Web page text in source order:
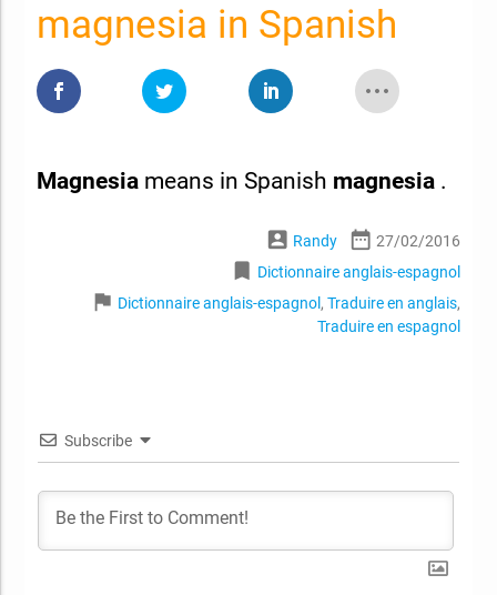
magnesia in Spanish
Magnesia means in Spanish magnesia .
account_box Randy date_range 27/02/2016
bookmark Dictionnaire anglais-espagnol
flag Dictionnaire anglais-espagnol ,Traduire en anglais,
Traduire en espagnol
Subscribe